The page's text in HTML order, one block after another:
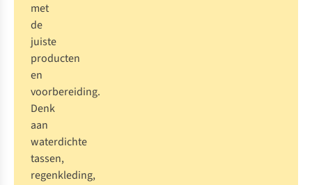
met
de
juiste
producten
en
voorbereiding.
Denk
aan
waterdichte
tassen,
regenkleding,